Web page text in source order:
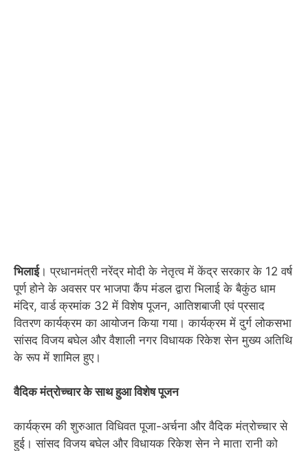
भिलाई। प्रधानमंत्री नरेंद्र मोदी के नेतृत्व में केंद्र सरकार के 12 वर्ष
पूर्ण होने के अवसर पर भाजपा कैंप मंडल द्वारा भिलाई के बैकुंठ धाम
मंदिर, वार्ड क्रमांक 32 में विशेष पूजन, आतिशबाजी एवं प्रसाद
वितरण कार्यक्रम का आयोजन किया गया। कार्यक्रम में दुर्ग लोकसभा
सांसद विजय बघेल और वैशाली नगर विधायक रिकेश सेन मुख्य अतिथि
के रूप में शामिल हुए।
वैदिक मंत्रोच्चार के साथ हुआ विशेष पूजन
कार्यक्रम की शुरुआत विधिवत पूजा-अर्चना और वैदिक मंत्रोच्चार से
हुई। सांसद विजय बघेल और विधायक रिकेश सेन ने माता रानी को